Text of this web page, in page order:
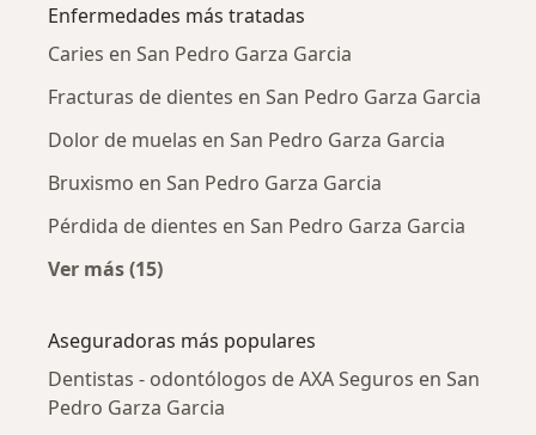
Enfermedades más tratadas
Caries en San Pedro Garza Garcia
Fracturas de dientes en San Pedro Garza Garcia
Dolor de muelas en San Pedro Garza Garcia
Bruxismo en San Pedro Garza Garcia
Pérdida de dientes en San Pedro Garza Garcia
Ver más (15)
Aseguradoras más populares
Dentistas - odontólogos de AXA Seguros en San
Pedro Garza Garcia